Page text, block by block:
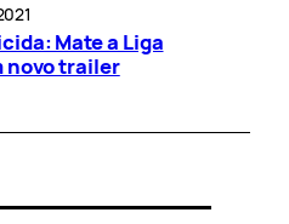
Mate a Liga
novo trailer